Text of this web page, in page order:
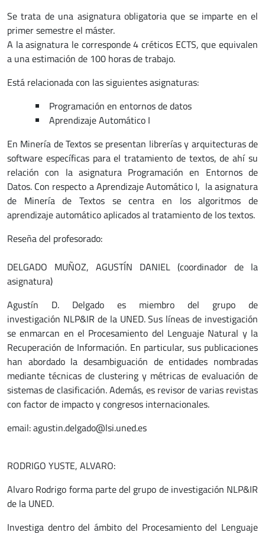
Se trata de una asignatura obligatoria que se imparte en el
primer semestre el máster.
A la asignatura le corresponde 4 créticos ECTS, que equivalen
a una estimación de 100 horas de trabajo.
Está relacionada con las siguientes asignaturas:
Programación en entornos de datos
Aprendizaje Automático I
En Minería de Textos se presentan librerías y arquitecturas de
software específicas para el tratamiento de textos, de ahí su
relación con la asignatura Programación en Entornos de
Datos. Con respecto a Aprendizaje Automático I, la asignatura
de Minería de Textos se centra en los algoritmos de
aprendizaje automático aplicados al tratamiento de los textos.
Reseña del profesorado:
DELGADO MUÑOZ, AGUSTÍN DANIEL (coordinador de la
asignatura)
Agustín D. Delgado es miembro del grupo de
investigación NLP&IR de la UNED. Sus líneas de investigación
se enmarcan en el Procesamiento del Lenguaje Natural y la
Recuperación de Información. En particular, sus publicaciones
han abordado la desambiguación de entidades nombradas
mediante técnicas de clustering y métricas de evaluación de
sistemas de clasificación. Además, es revisor de varias revistas
con factor de impacto y congresos internacionales.
email: agustin.delgado@lsi.uned.es
RODRIGO YUSTE, ALVARO:
Alvaro Rodrigo forma parte del grupo de investigación NLP&IR
de la UNED.
Investiga dentro del ámbito del Procesamiento del Lenguaje